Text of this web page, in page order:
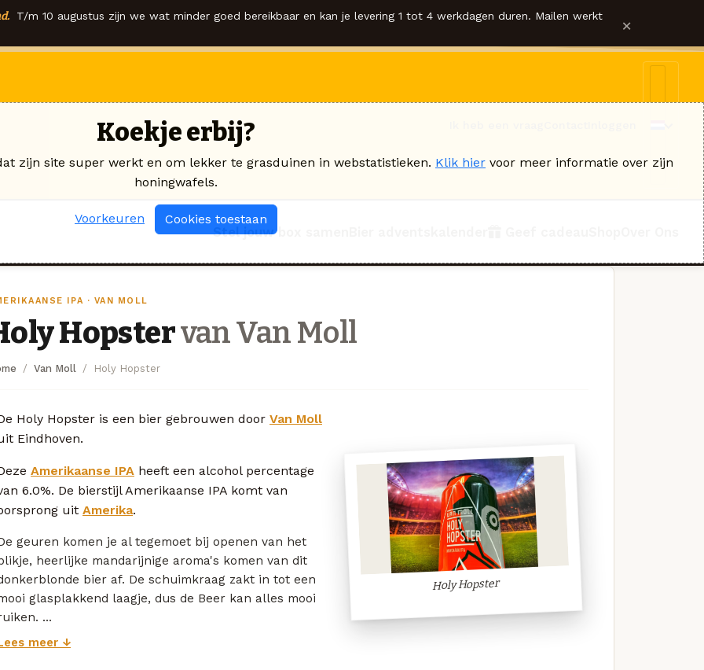
T/m 10 augustus zijn we wat minder goed bereikbaar en kan je levering 1 tot 4 werkdagen duren. Mailen werkt
×
Stel jouw box samen
IPA · VAN MOLL
Hopstervan Van Moll
Van Moll Holy Hopster
Holy Hopster is een bier gebrouwen door Van Moll
Eindhoven.
Amerikaanse IPA heeft een alcohol percentage
6.0%. De bierstijl Amerikaanse IPA komt van
uit Amerika.
geuren komen je al tegemoet bij openen van het
heerlijke mandarijnige aroma's komen van dit
bier af. De schuimkraag zakt in tot een
glasplakkend laagje, dus de Beer kan alles mooi
...
meer ↓
Holy Hopster
Koekje erbij?
zijn site super werkt en om lekker te grasduinen in webstatistieken. Klik hier voor meer informatie over zijn
honingwafels.
Voorkeuren Cookies toestaan